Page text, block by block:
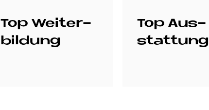
Top Wei­ter­
bil­dung
Top Aus­
stat­tung